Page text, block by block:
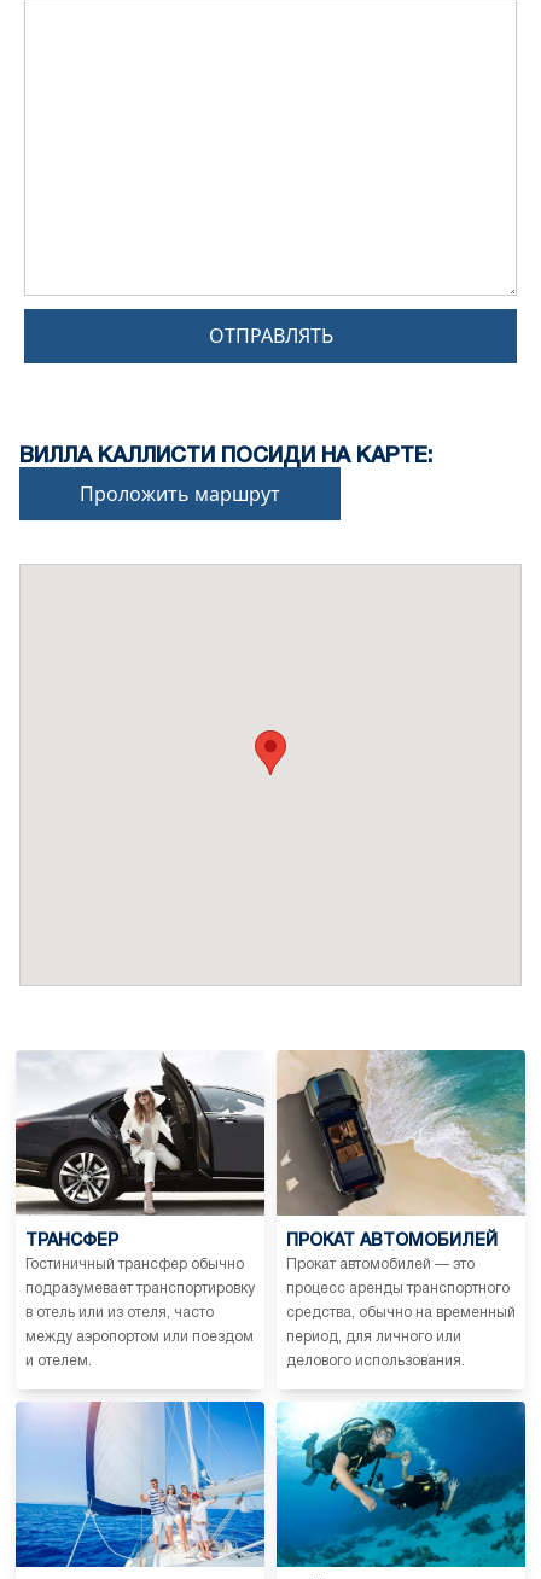
ОТПРАВЛЯТЬ
ВИЛЛА КАЛЛИСТИ ПОСИДИ НА КАРТЕ:
Проложить маршрут
ТРАНСФЕР
Гостиничный трансфер обычно
подразумевает транспортировку
в отель или из отеля, часто
между аэропортом или поездом
и отелем.
ПРОКАТ АВТОМОБИЛЕЙ
Прокат автомобилей — это
процесс аренды транспортного
средства, обычно на временный
период, для личного или
делового использования.